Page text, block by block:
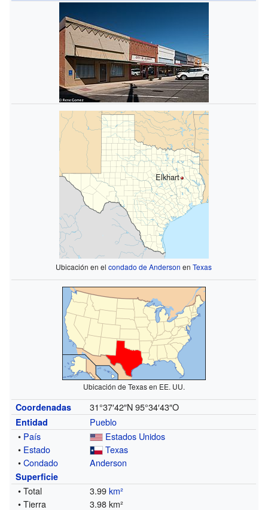
Elkhart
Ubicación en elcondado de Anderson enTexas
Ubicación de Texas en EE. UU.
Coordenadas 31°37′42″N 95°34′43″O
Entidad
Pueblo
• País
Estados Unidos
• Estado
Texas
•Condado Anderson
Superficie
• Total 3.99km²
• Tierra
3.98 km²